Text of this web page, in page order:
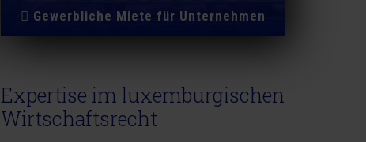
Gewerbliche Miete für Unternehmen
Expertise im luxemburgischen
Wirtschaftsrecht